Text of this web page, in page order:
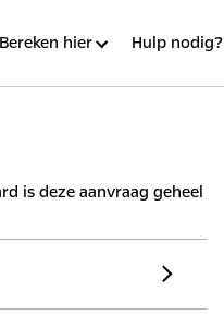
Bereken hier Hulp nodig?
is deze aanvraag geheel